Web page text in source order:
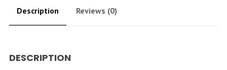
Description Reviews (0)
DESCRIPTION